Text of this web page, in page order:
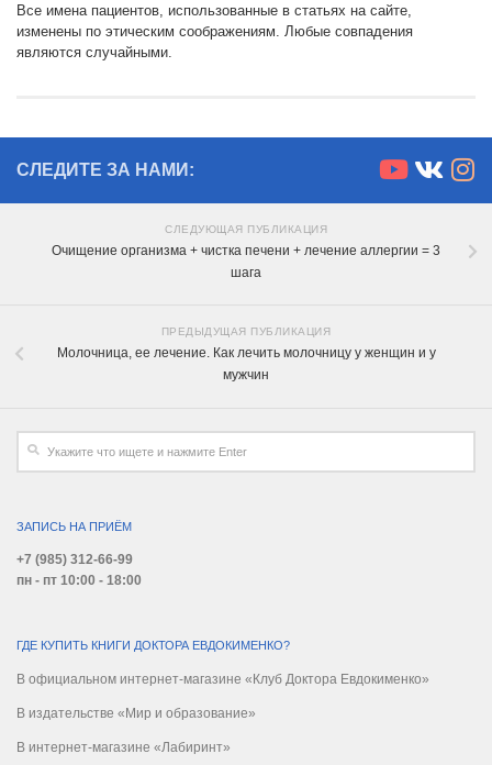
Все имена пациентов, использованные в статьях на сайте,
изменены по этическим соображениям. Любые совпадения
являются случайными.
СЛЕДИТЕ ЗА НАМИ:
СЛЕДУЮЩАЯ ПУБЛИКАЦИЯ
Очищение организма + чистка печени + лечение аллергии = 3
шага
ПРЕДЫДУЩАЯ ПУБЛИКАЦИЯ
Молочница, ее лечение. Как лечить молочницу у женщин и у
мужчин
ЗАПИСЬ НА ПРИЁМ
+7 (985) 312-66-99
пн - пт 10:00 - 18:00
ГДЕ КУПИТЬ КНИГИ ДОКТОРА ЕВДОКИМЕНКО?
В официальном интернет-магазине «Клуб Доктора Евдокименко»
В издательстве «Мир и образование»
В интернет-магазине «Лабиринт»